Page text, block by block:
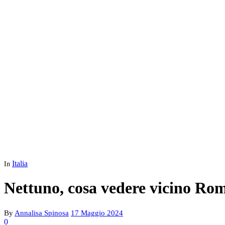
In Italia
Nettuno, cosa vedere vicino
By Annalisa Spinosa 17 Maggio 2024
0